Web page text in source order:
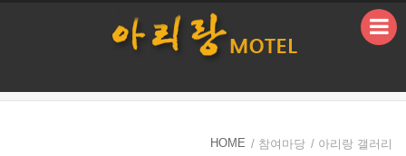
HOME / 참여마당 / 아리랑 갤러리